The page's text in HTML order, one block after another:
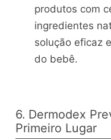
produtos com
ingredientes
solução eficaz
do bebê.
6. Dermodex
Primeiro Lugar